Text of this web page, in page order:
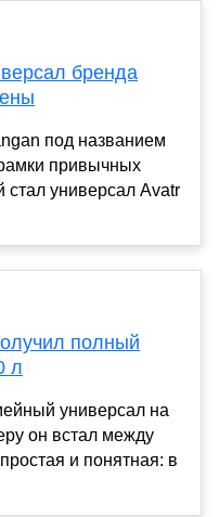
бренда
под названием
привычных
стал универсал Avatr
полный
л
универсал на
он встал между
и понятная: в